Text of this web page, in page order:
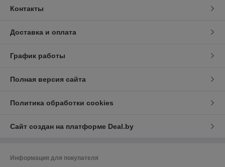
Контакты
Доставка и оплата
График работы
Полная версия сайта
Политика обработки cookies
Сайт создан на платформе Deal.by
Информация для покупателя